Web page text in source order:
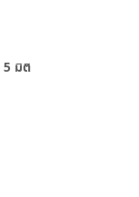
5 มิติ